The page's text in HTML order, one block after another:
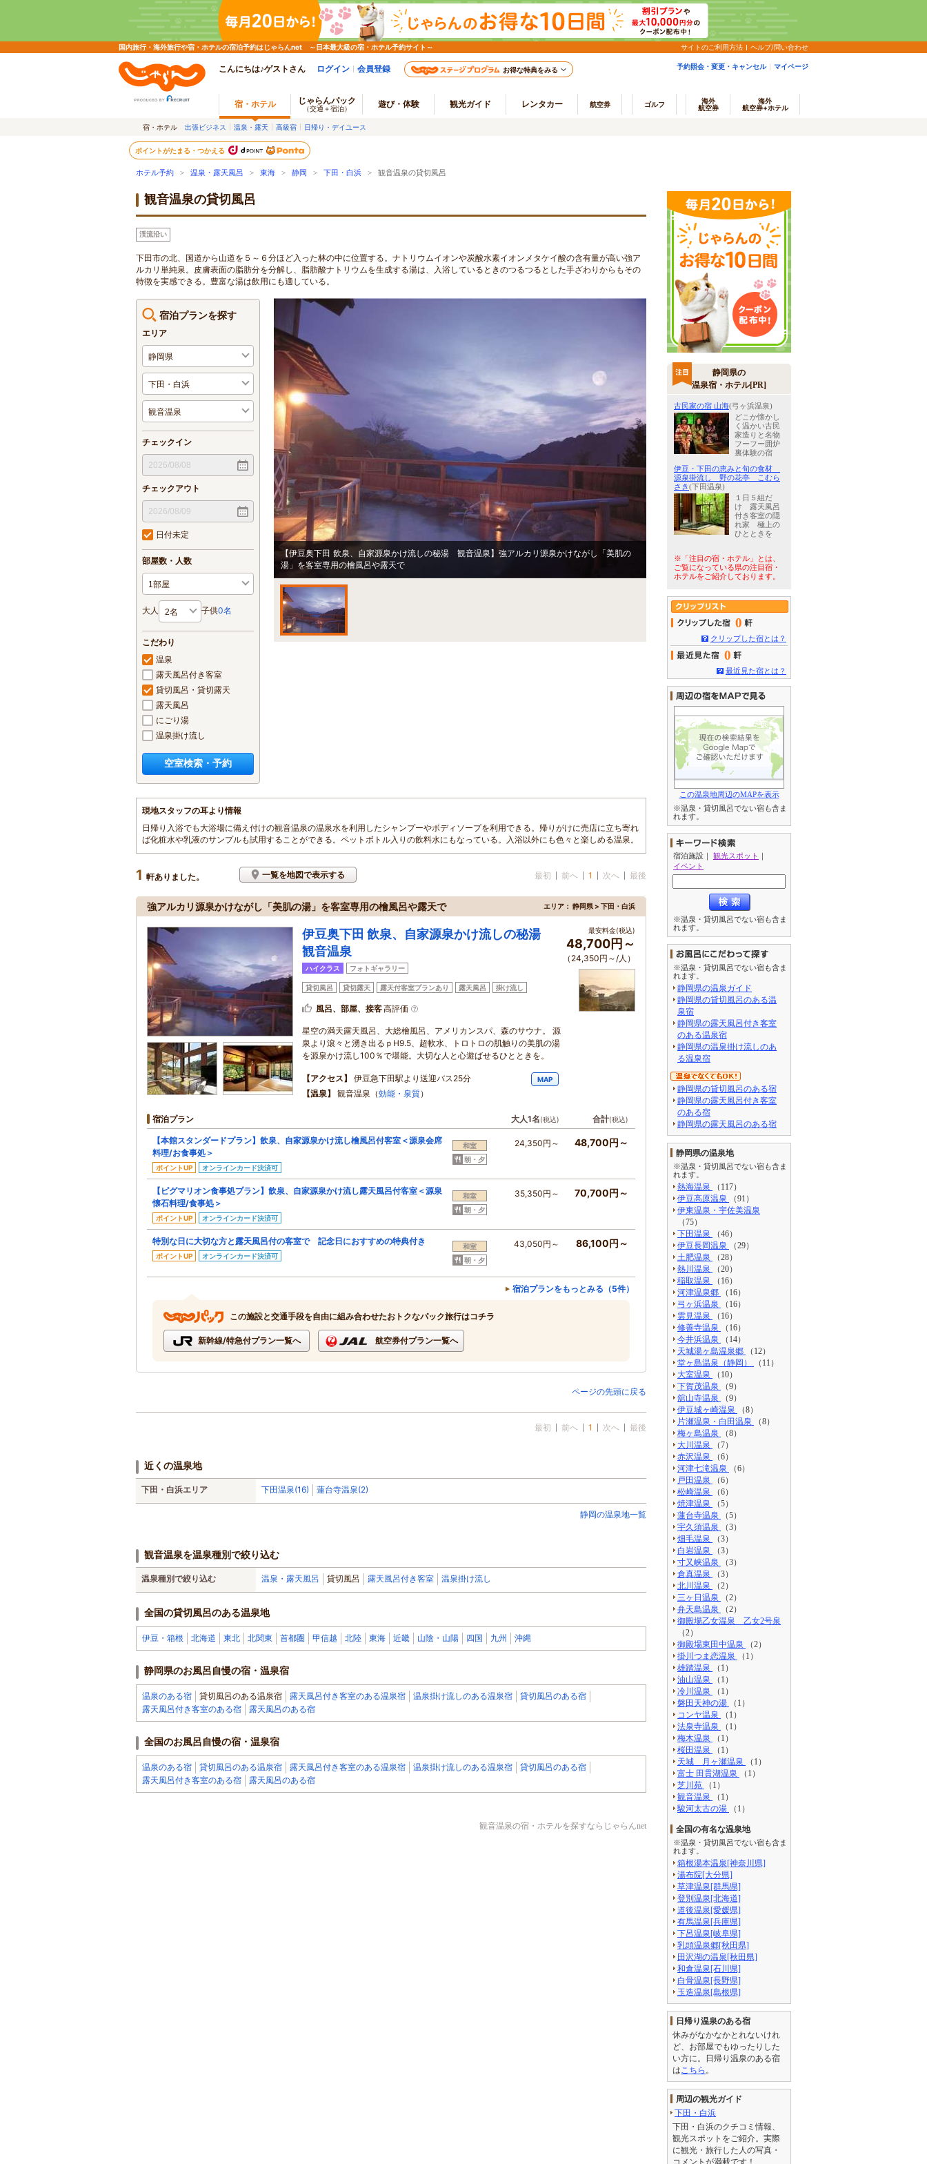
国内旅行・海外旅行や宿・ホテルの宿泊予約はじゃらんnet ～日本最大級の宿・ホテル予約サイト～ サイトのご利用方法 ヘルプ/問い合わせ
こんにちは♪ゲストさん ログイン 会員登録 お得な特典をみる 予約照会・変更・キャンセル マイページ
宿・ホテル じゃらんパック
（交通＋宿泊） 遊び・体験 観光ガイド レンタカー 航空券 ゴルフ
海外
航空券
海外
航空券+ホテル
宿・ホテル 出張ビジネス 温泉・露天 高級宿 日帰り・デイユース
ポイントがたまる・つかえる
ホテル予約 > 温泉・露天風呂 > 東海 > 静岡 > 下田・白浜 > 観音温泉の貸切風呂
観音温泉の貸切風呂
渓流沿い
下田市の北、国道から山道を５～６分ほど入った林の中に位置する。ナトリウムイオンや炭酸水素イオンメタケイ酸の含有量が高い強ア
ルカリ単純泉。皮膚表面の脂肪分を分解し、脂肪酸ナトリウムを生成する湯は、入浴しているときのつるつるとした手ざわりからもその
特徴を実感できる。豊富な湯は飲用にも適している。
宿泊プランを探す
エリア
チェックイン
チェックアウト
日付未定
部屋数・人数
大人 子供0名
こだわり
温泉
露天風呂付き客室
貸切風呂・貸切露天
露天風呂
にごり湯
温泉掛け流し
空室検索・予約
【伊豆奥下田 飲泉、自家源泉かけ流しの秘湯 観音温泉】強アルカリ源泉かけながし「美肌の
湯」を客室専用の檜風呂や露天で
現地スタッフの耳より情報
日帰り入浴でも大浴場に備え付けの観音温泉の温泉水を利用したシャンプーやボディソープを利用できる。帰りがけに売店に立ち寄れ
ば化粧水や乳液のサンプルも試用することができる。ペットボトル入りの飲料水にもなっている。入浴以外にも色々と楽しめる温泉。
1 軒ありました。 一覧を地図で表示する 最初 前へ 1 次へ 最後
強アルカリ源泉かけながし「美肌の湯」を客室専用の檜風呂や露天で エリア： 静岡県 > 下田・白浜
伊豆奥下田 飲泉、自家源泉かけ流しの秘湯
観音温泉
ハイクラス フォトギャラリー
貸切風呂 貸切露天 露天付客室プランあり 露天風呂 掛け流し
風呂、部屋、接客高評価
星空の満天露天風呂、大総檜風呂、アメリカンスパ、森のサウナ。 源
泉より滾々と湧き出るｐH9.5、超軟水、トロトロの肌触りの美肌の湯
を源泉かけ流し100％で堪能。大切な人と心遊ばせるひとときを。
【アクセス】 伊豆急下田駅より送迎バス25分 MAP
【温泉】 観音温泉（効能・泉質）
最安料金(税込)
48,700円～
（24,350円～/人）
宿泊プラン 大人1名(税込) 合計(税込)
【本館スタンダードプラン】飲泉、自家源泉かけ流し檜風呂付客室＜源泉会席
料理/お食事処＞
ポイントUP オンラインカード決済可
和室
朝・夕
24,350円～ 48,700円～
【ピグマリオン食事処プラン】飲泉、自家源泉かけ流し露天風呂付客室＜源泉
懐石料理/食事処＞
ポイントUP オンラインカード決済可
和室
朝・夕
35,350円～ 70,700円～
特別な日に大切な方と露天風呂付の客室で 記念日におすすめの特典付き
ポイントUP オンラインカード決済可
和室
朝・夕
43,050円～ 86,100円～
宿泊プランをもっとみる（5件）
この施設と交通手段を自由に組み合わせたおトクなパック旅行はコチラ
新幹線/特急付プラン一覧へ 航空券付プラン一覧へ
ページの先頭に戻る
最初 前へ 1 次へ 最後
近くの温泉地
下田・白浜エリア 下田温泉(16) 蓮台寺温泉(2)
静岡の温泉地一覧
観音温泉を温泉種別で絞り込む
温泉種別で絞り込む 温泉・露天風呂 貸切風呂 露天風呂付き客室 温泉掛け流し
全国の貸切風呂のある温泉地
伊豆・箱根 北海道 東北 北関東 首都圏 甲信越 北陸 東海 近畿 山陰・山陽 四国 九州 沖縄
静岡県のお風呂自慢の宿・温泉宿
温泉のある宿 貸切風呂のある温泉宿 露天風呂付き客室のある温泉宿 温泉掛け流しのある温泉宿
貸切風呂のある宿
露天風呂付き客室のある宿
露天風呂のある宿
全国のお風呂自慢の宿・温泉宿
温泉のある宿 貸切風呂のある温泉宿 露天風呂付き客室のある温泉宿 温泉掛け流しのある温泉宿
貸切風呂のある宿
露天風呂付き客室のある宿
露天風呂のある宿
観音温泉の宿・ホテルを探すならじゃらんnet
静岡県の
温泉宿・ホテル[PR]
古民家の宿 山海(弓ヶ浜温泉)
どこか懐かし
く温かい古民
家造りと名物
フーフー囲炉
裏体験の宿
伊豆・下田の恵みと旬の食材
源泉掛流し 野の花亭 こむら
さき(下田温泉)
１日５組だ
け 露天風呂
付き客室の隠
れ家 極上の
ひとときを
※「注目の宿・ホテル」とは、
ご覧になっている県の注目宿・
ホテルをご紹介しております。
0
クリップした宿とは？
0
最近見た宿とは？
この温泉地周辺のMAPを表示
※温泉・貸切風呂でない宿も含ま
れます。
宿泊施設 ｜ 観光スポット ｜
イベント
※温泉・貸切風呂でない宿も含ま
れます。
※温泉・貸切風呂でない宿も含ま
れます。
静岡県の温泉ガイド
静岡県の貸切風呂のある温
泉宿
静岡県の露天風呂付き客室
のある温泉宿
静岡県の温泉掛け流しのあ
る温泉宿
静岡県の貸切風呂のある宿
静岡県の露天風呂付き客室
のある宿
静岡県の露天風呂のある宿
静岡県の温泉地
※温泉・貸切風呂でない宿も含ま
れます。
熱海温泉
（117）
伊豆高原温泉
（91）
伊東温泉・宇佐美温泉
（75）
下田温泉
（46）
伊豆長岡温泉
（29）
土肥温泉
（28）
熱川温泉
（20）
稲取温泉
（16）
河津温泉郷
（16）
弓ヶ浜温泉
（16）
雲見温泉
（16）
修善寺温泉
（16）
今井浜温泉
（14）
天城湯ヶ島温泉郷
（12）
堂ヶ島温泉（静岡）
（11）
大室温泉
（10）
下賀茂温泉
（9）
舘山寺温泉
（9）
伊豆城ヶ崎温泉
（8）
片瀬温泉・白田温泉
（8）
梅ヶ島温泉
（8）
大川温泉
（7）
赤沢温泉
（6）
河津七滝温泉
（6）
戸田温泉
（6）
松崎温泉
（6）
焼津温泉
（5）
蓮台寺温泉
（5）
宇久須温泉
（3）
畑毛温泉
（3）
白岩温泉
（3）
寸又峡温泉
（3）
倉真温泉
（3）
北川温泉
（2）
三ヶ日温泉
（2）
弁天島温泉
（2）
御殿場乙女温泉 乙女2号泉
（2）
御殿場東田中温泉
（2）
掛川つま恋温泉
（1）
雄踏温泉
（1）
油山温泉
（1）
冷川温泉
（1）
磐田天神の湯
（1）
コンヤ温泉
（1）
法泉寺温泉
（1）
梅木温泉
（1）
桜田温泉
（1）
天城 月ヶ瀬温泉
（1）
富士 田貫湖温泉
（1）
芝川苑
（1）
観音温泉
（1）
駿河太古の湯
（1）
全国の有名な温泉地
※温泉・貸切風呂でない宿も含ま
れます。
箱根湯本温泉[神奈川県]
湯布院[大分県]
草津温泉[群馬県]
登別温泉[北海道]
道後温泉[愛媛県]
有馬温泉[兵庫県]
下呂温泉[岐阜県]
乳頭温泉郷[秋田県]
田沢湖の温泉[秋田県]
和倉温泉[石川県]
白骨温泉[長野県]
玉造温泉[島根県]
日帰り温泉のある宿
休みがなかなかとれないけれ
ど、お部屋でもゆったりした
い方に。日帰り温泉のある宿
は こちら 。
周辺の観光ガイド
下田・白浜
下田・白浜のクチコミ情報、
観光スポットをご紹介。実際
に観光・旅行した人の写真・
コメントが満載です！